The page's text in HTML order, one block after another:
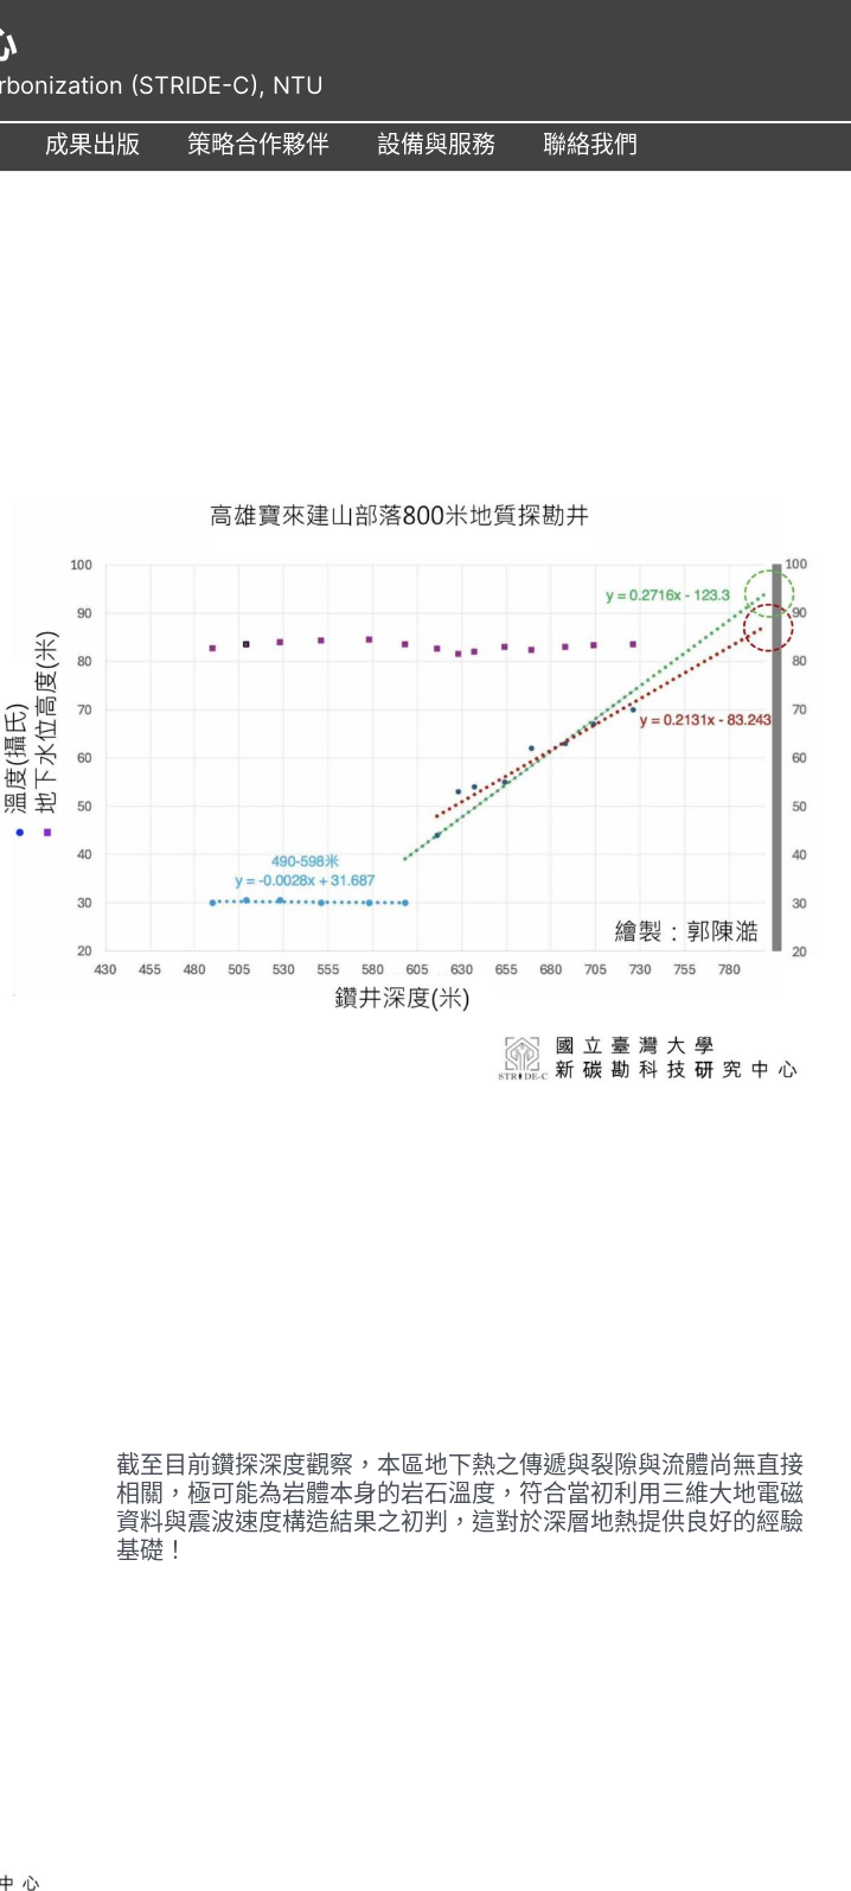
(STRIDE-C), NTU
成果出版 策略合作夥伴 設備與服務 聯絡我們
截至目前鑽探深度觀察，本區地下熱之傳遞與裂隙與流體尚無直接
相關，極可能為岩體本身的岩石溫度，符合當初利用三維大地電磁
資料與震波速度構造結果之初判，這對於深層地熱提供良好的經驗
基礎！